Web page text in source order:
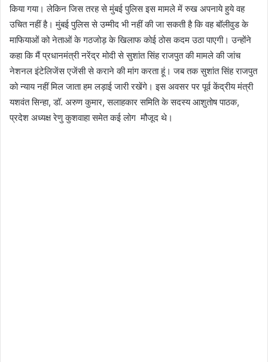
किया गया। लेकिन जिस तरह से मुंबई पुलिस इस मामले में रुख अपनाये हुये वह
उचित नहीं है। मुंबई पुलिस से उम्मीद भी नहीं की जा सकती है कि वह बॉलीवुड के
माफियाओं को नेताओं के गठजोड़ के खिलाफ कोई ठोस कदम उठा पाएगी। उन्होंने
कहा कि मैं प्रधानमंत्री नरेंद्र मोदी से सुशांत सिंह राजपुत की मामले की जांच
नेशनल इंटेलिजेंस एजेंसी से कराने की मांग करता हूं। जब तक सुशांत सिंह राजपुत
को न्याय नहीं मिल जाता हम लड़ाई जारी रखेंगे। इस अवसर पर पूर्व केंद्रीय मंत्री
यशवंत सिन्हा, डॉ. अरुण कुमार, सलाहकार समिति के सदस्य आशुतोष पाठक,
प्रदेश अध्यक्ष रेणु कुशवाहा समेत कई लोग मौजूद थे।